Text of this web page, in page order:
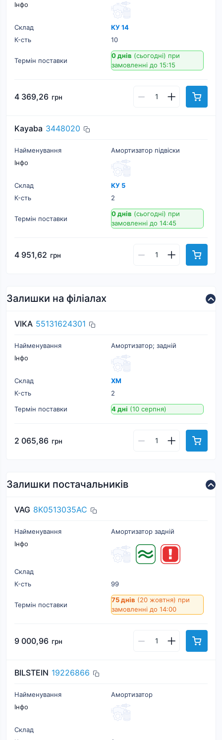
Інфо
Склад
КУ 14
К-cть
10
Термін поставки
0 днів (сьогодні) при
замовленні до 15:15
4 369,26 грн
Kayaba 3448020
Найменування
Амортизатор підвіски
Інфо
Склад
КУ 5
К-cть
2
Термін поставки
0 днів (сьогодні) при
замовленні до 14:45
4 951,62 грн
Залишки на філіалах
VIKA 55131624301
Найменування
Амортизатор; задній
Інфо
Склад
ХМ
К-cть
2
Термін поставки
4 дні (10 серпня)
2 065,86 грн
Залишки постачальників
VAG 8K0513035AC
Найменування
Амортизатор задній
Інфо
Склад
К-cть
99
Термін поставки
75 днів (20 жовтня) при
замовленні до 14:00
9 000,96 грн
BILSTEIN 19226866
Найменування
Амортизатор
Інфо
Склад